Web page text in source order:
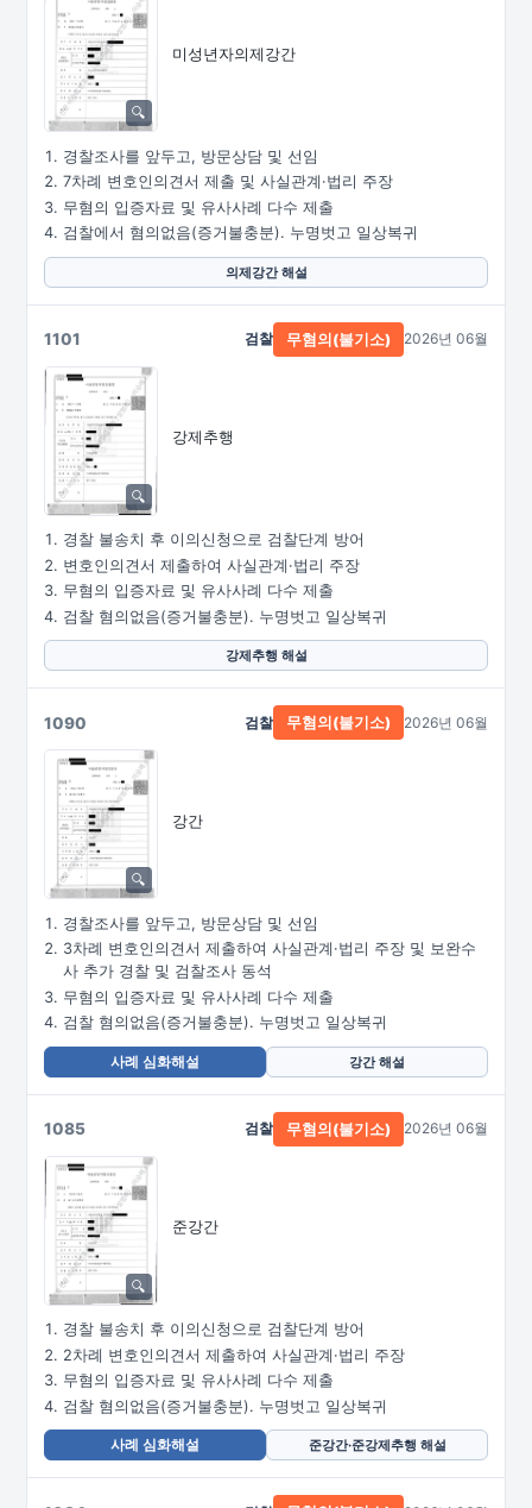
미성년자의제강간
경찰조사를 앞두고, 방문상담 및 선임
7차례 변호인의견서 제출 및 사실관계·법리 주장
무혐의 입증자료 및 유사사례 다수 제출
검찰에서 혐의없음(증거불충분). 누명벗고 일상복귀
의제강간 해설
1101
강제추행
검찰 무혐의(불기소) 2026년 06월
경찰 불송치 후 이의신청으로 검찰단계 방어
변호인의견서 제출하여 사실관계·법리 주장
무혐의 입증자료 및 유사사례 다수 제출
검찰 혐의없음(증거불충분). 누명벗고 일상복귀
강제추행 해설
1090
강간
검찰 무혐의(불기소) 2026년 06월
경찰조사를 앞두고, 방문상담 및 선임
3차례 변호인의견서 제출하여 사실관계·법리 주장 및 보완수
사 추가 경찰 및 검찰조사 동석
무혐의 입증자료 및 유사사례 다수 제출
검찰 혐의없음(증거불충분). 누명벗고 일상복귀
사례 심화해설 강간 해설
1085
준강간
검찰 무혐의(불기소) 2026년 06월
경찰 불송치 후 이의신청으로 검찰단계 방어
2차례 변호인의견서 제출하여 사실관계·법리 주장
무혐의 입증자료 및 유사사례 다수 제출
검찰 혐의없음(증거불충분). 누명벗고 일상복귀
사례 심화해설 준강간·준강제추행 해설